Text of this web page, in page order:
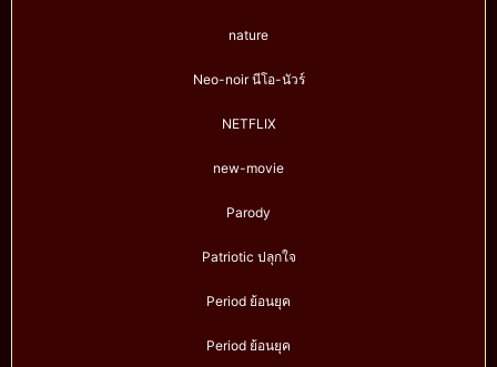
nature
Neo-noir นีโอ-นัวร์
NETFLIX
new-movie
Parody
Patriotic ปลุกใจ
Period ย้อนยุค
Period ย้อนยุค